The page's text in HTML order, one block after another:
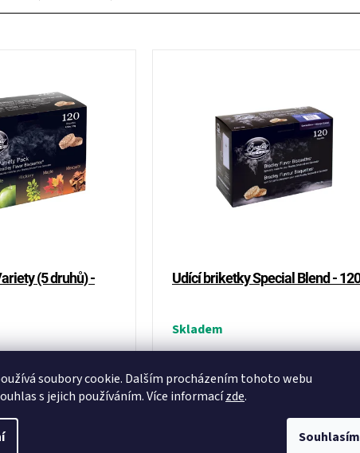
soubory cookie. Dalším procházením tohoto webu
s jejich používáním. Více informacízde.
Souhlasím
(5 druhů) -
i mořským plodům
čistým dřevěným
dřeva. Každý kus
Udící briketky Special Blend -
Skladem
Dopřejte svým pokrmům dokonale jemné
složení bez chemie, dlouhá výdrž a